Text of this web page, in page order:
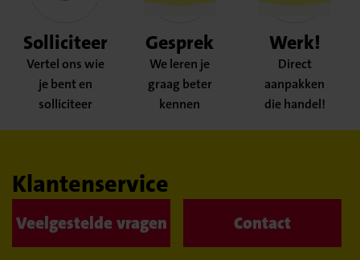
Solliciteer
Vertel ons wie
je bent en
solliciteer
Gesprek
We leren je
graag beter
kennen
Werk!
Direct
aanpakken
die handel!
Klantenservice
Veelgestelde vragen Contact